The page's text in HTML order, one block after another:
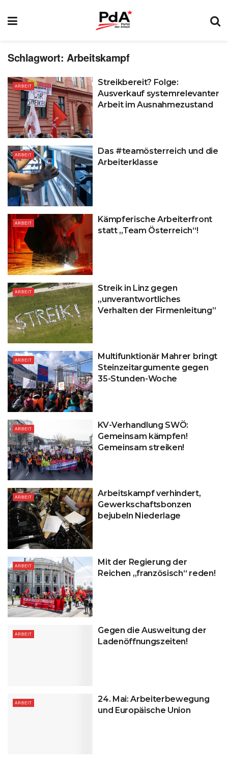
Schlagwort:Arbeitskampf
ARBEIT
Streikbereit? Folge:
Ausverkauf systemrelevanter
Arbeit im Ausnahmezustand
ARBEIT
Das #teamösterreich und die
Arbeiterklasse
ARBEIT
Kämpferische Arbeiterfront
statt „Team Österreich“!
ARBEIT
Streik in Linz gegen
„unverantwortliches
Verhalten der Firmenleitung”
ARBEIT
Multifunktionär Mahrer bringt
Steinzeitargumente gegen
35-Stunden-Woche
ARBEIT
KV-Verhandlung SWÖ:
Gemeinsam kämpfen!
Gemeinsam streiken!
ARBEIT
Arbeitskampf verhindert,
Gewerkschaftsbonzen
bejubeln Niederlage
ARBEIT
Mit der Regierung der
Reichen „französisch“ reden!
ARBEIT
Gegen die Ausweitung der
Ladenöffnungszeiten!
ARBEIT
24. Mai: Arbeiterbewegung
und Europäische Union